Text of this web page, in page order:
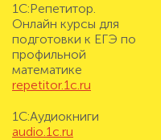
1С:Репетитор.
Онлайн курсы для
подготовки к ЕГЭ по
профильной
математике
repetitor.1c.ru
1С:Аудиокниги
audio.1c.ru